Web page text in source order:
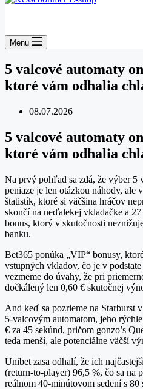
Menu
5 valcové automaty
ktoré vám odhalia
08.07.2026
5 valcové automaty
ktoré vám odhalia
Na prvý pohľad sa zdá, že výber 5
peniaze je len otázkou náhody, ale
štatistík, ktoré si väčšina hráčov
skončí na neďalekej vkladačke a
bonus, ktorý v skutočnosti
banku.
Bet365 ponúka „VIP“ bonusy,
vstupných vkladov, čo je v
vezmeme do úvahy, že pri
dočkálený len 0,60 € skutočnej
And keď sa pozrieme na Starburst
5‑valcovým automatom, jeho
€ za 45 sekúnd, pričom gonzo’s
teda menší, ale potenciálne väčší
Unibet zasa odhalí, že ich
(return‑to‑player) 96,5 %, čo sa na
reálnom 40‑minútovom sedení s